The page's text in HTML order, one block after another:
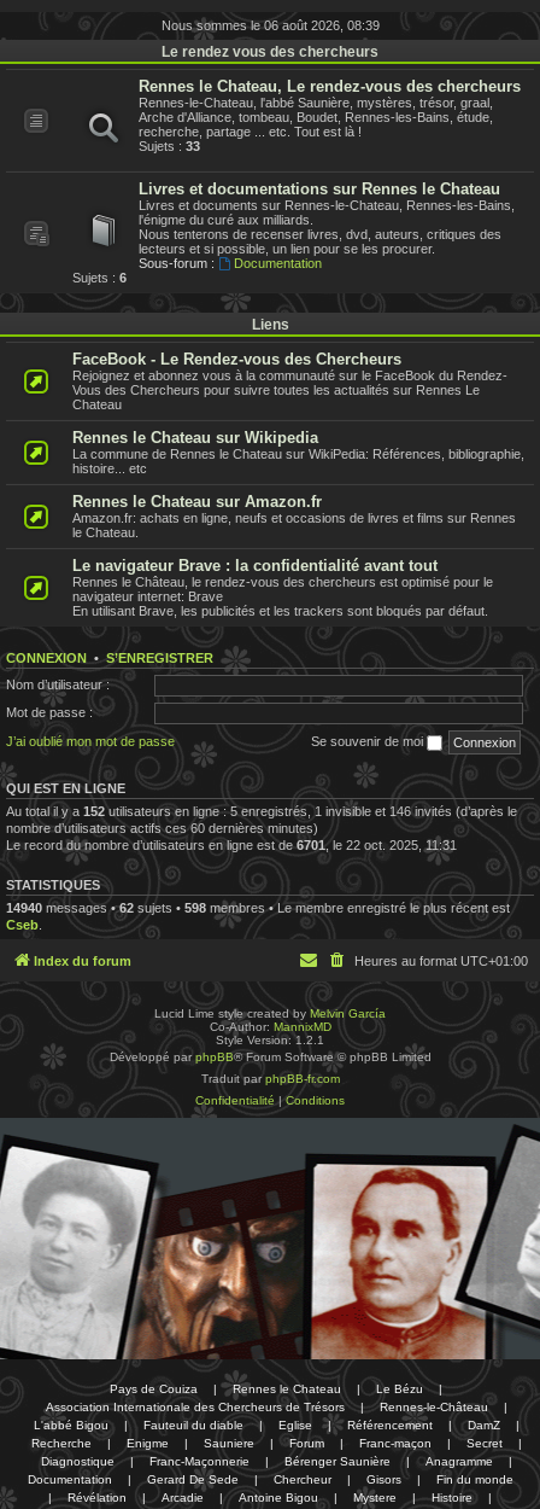
Nous sommes le 06 août 2026, 08:39
Le rendez vous des chercheurs
Rennes le Chateau, Le rendez-vous des chercheurs
Rennes-le-Chateau, l'abbé Saunière, mystères, trésor, graal,
Arche d'Alliance, tombeau, Boudet, Rennes-les-Bains, étude,
recherche, partage ... etc. Tout est là !
Sujets : 33
Livres et documentations sur Rennes le Chateau
Livres et documents sur Rennes-le-Chateau, Rennes-les-Bains,
l'énigme du curé aux milliards.
Nous tenterons de recenser livres, dvd, auteurs, critiques des
lecteurs et si possible, un lien pour se les procurer.
Sous-forum :
Documentation
Sujets : 6
Liens
FaceBook - Le Rendez-vous des Chercheurs
Rejoignez et abonnez vous à la communauté sur le FaceBook du Rendez-
Vous des Chercheurs pour suivre toutes les actualités sur Rennes Le
Chateau
Rennes le Chateau sur Wikipedia
La commune de Rennes le Chateau sur WikiPedia: Références, bibliographie,
histoire... etc
Rennes le Chateau sur Amazon.fr
Amazon.fr: achats en ligne, neufs et occasions de livres et films sur Rennes
le Chateau.
Le navigateur Brave : la confidentialité avant tout
Rennes le Château, le rendez-vous des chercheurs est optimisé pour le
navigateur internet: Brave
En utilisant Brave, les publicités et les trackers sont bloqués par défaut.
CONNEXION •S’ENREGISTRER
Nom d’utilisateur :
Mot de passe :
J’ai oublié mon mot de passe
Se souvenir de moi
QUI EST EN LIGNE
Au total il y a 152utilisateurs en ligne : 5 enregistrés, 1 invisible et 146 invités (d’après le
nombre d’utilisateurs actifs ces 60 dernières minutes)
Le record du nombre d’utilisateurs en ligne est de6701, le 22 oct. 2025, 11:31
STATISTIQUES
14940 messages •62 sujets • 598 membres • Le membre enregistré le plus récent est
Cseb
Index du forum Heures au format UTC+01:00
Lucid Lime style created by Melvin García
Co-Author: MannixMD
Style Version: 1.2.1
Développé parphpBB® Forum Software © phpBB Limited
Traduit parphpBB-fr.com
Confidentialité |Conditions
Pays de Couiza | Rennes le Chateau | Le Bézu
|
Association Internationale des Chercheurs de Trésors
| Rennes-le-Château
|
L'abbé Bigou
| Fauteuil du diable | Eglise | Référencement | DamZ
|
Recherche
| Enigme | Sauniere | Forum | Franc-maçon | Secret
|
Diagnostique
| Franc-Maçonnerie | Bérenger Saunière | Anagramme
|
Documentation
| Gerard De Sede | Chercheur | Gisors |
Fin du monde
|
Révélation | Arcadie | Antoine Bigou | Mystere | Histoire |